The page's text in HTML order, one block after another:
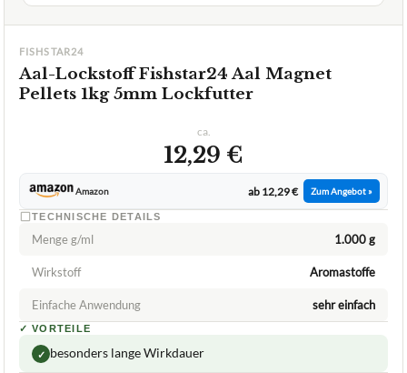
FISHSTAR24
Aal-Lockstoff Fishstar24 Aal Magnet
Pellets 1kg 5mm Lockfutter
ca.
12,29 €
Amazon ab 12,29 € Zum Angebot »
TECHNISCHE DETAILS
Menge g/ml 1.000 g
Wirkstoff Aromastoffe
Einfache Anwendung sehr einfach
✓ VORTEILE
✓ besonders lange Wirkdauer